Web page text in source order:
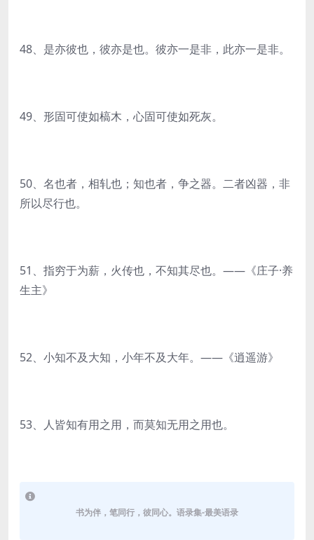
48、是亦彼也，彼亦是也。彼亦一是非，此亦一是非。
49、形固可使如槁木，心固可使如死灰。
50、名也者，相轧也；知也者，争之器。二者凶器，非
所以尽行也。
51、指穷于为薪，火传也，不知其尽也。——《庄子·养
生主》
52、小知不及大知，小年不及大年。——《逍遥游》
53、人皆知有用之用，而莫知无用之用也。
书为伴，笔同行，彼同心。语录集-最美语录